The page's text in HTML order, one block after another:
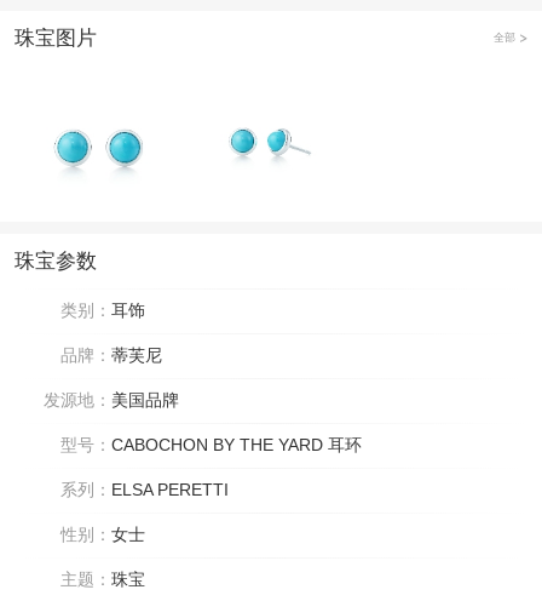
珠宝图片 全部
珠宝参数
类别： 耳饰
品牌： 蒂芙尼
发源地： 美国品牌
型号： CABOCHON BY THE YARD 耳环
系列： ELSA PERETTI
性别： 女士
主题： 珠宝